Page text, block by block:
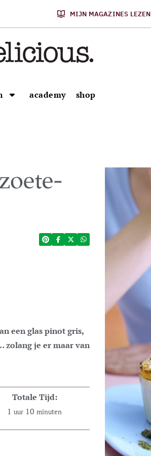
MIJN MAGAZINES LEZEN
academy shop
zolang je er maar van
Totale Tijd:
1 uur 10 minuten